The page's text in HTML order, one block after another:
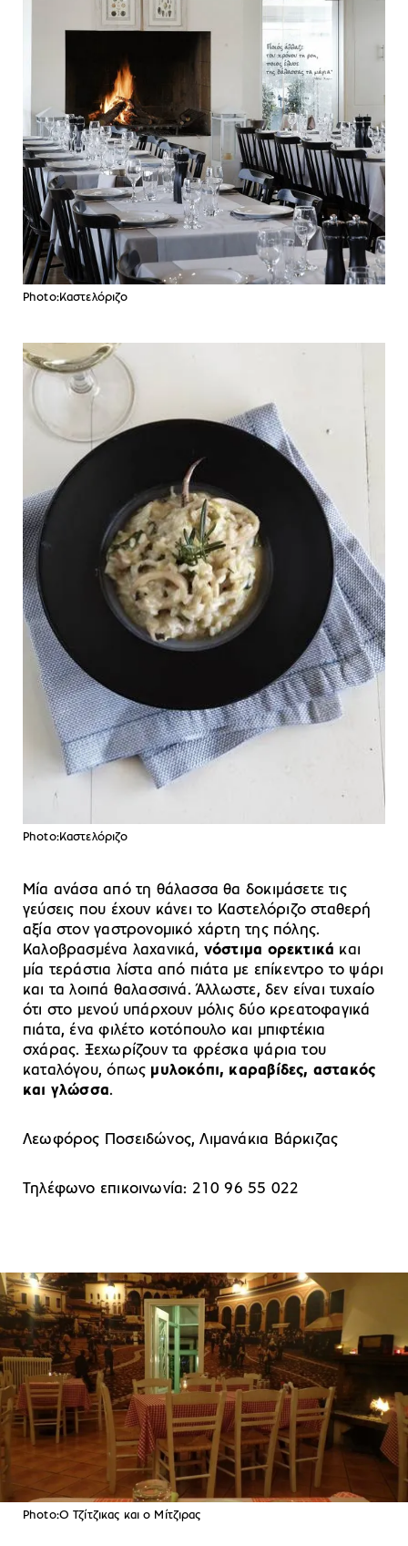
Photo:Καστελόριζο
Photo:Καστελόριζο
Μία ανάσα από τη θάλασσα θα δοκιμάσετε τις
γεύσεις που έχουν κάνει το Καστελόριζο σταθερή
αξία στον γαστρονομικό χάρτη της πόλης.
Καλοβρασμένα λαχανικά, νόστιμα ορεκτικά και
μία τεράστια λίστα από πιάτα με επίκεντρο το ψάρι
και τα λοιπά θαλασσινά. Άλλωστε, δεν είναι τυχαίο
ότι στο μενού υπάρχουν μόλις δύο κρεατοφαγικά
πιάτα, ένα φιλέτο κοτόπουλο και μπιφτέκια
σχάρας. Ξεχωρίζουν τα φρέσκα ψάρια του
καταλόγου, όπως μυλοκόπι, καραβίδες, αστακός
και γλώσσα.
Λεωφόρος Ποσειδώνος, Λιμανάκια Βάρκιζας
Τηλέφωνο επικοινωνία: 210 96 55 022
Photo:Ο Τζίτζικας και ο Μίτζιρας